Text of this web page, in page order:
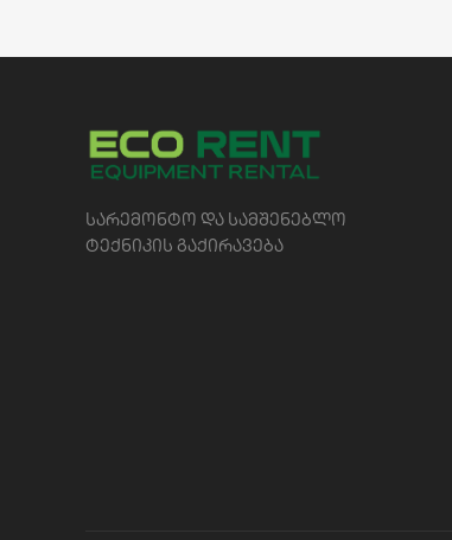
სარემონტო და სამშენებლო
ტექნიკის გაქირავება